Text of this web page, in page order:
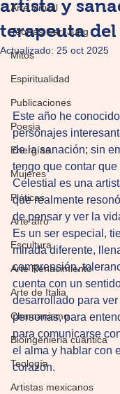
Arte virtual
Teorías Carl Jung
Mitos
Espiritualidad
Publicaciones
Poesia
Energías
Mujeres
Pláticas
Arte afro
Escultura
Arte Renacimiento
Arte de Italia
Chamanismo
Bioingenieria cuántica
Teología
Artistas mexicanos
artista y
terapeuta del
Actualizado: 25 oct 2025
Este año he
personajes
de la sanación; sin
tengo que contar que
Celestial es una
que realmente
de pensar y ver la
Es un ser especial,
mirada diferente,
comprensión,
cuenta con un
desarrollado para
personas, para
para comunicarse
el alma y hablar con
corazón.